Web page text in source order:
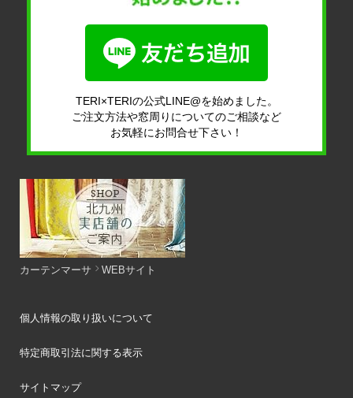
TERI×TERIの公式LINE@を始めました。
ご注文方法や窓周りについてのご相談など
お気軽にお問合せ下さい！
カーテンマーサ WEBサイト
個人情報の取り扱いについて
特定商取引法に関する表示
サイトマップ